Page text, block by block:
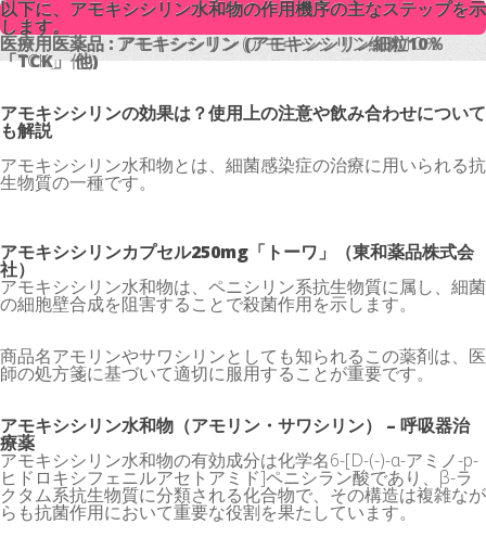
以下に、アモキシシリン水和物の作用機序の主なステップを示
します。
医療用医薬品 : アモキシシリン (アモキシシリン細粒10％
「TCK」 他)
アモキシシリンの効果は？使用上の注意や飲み合わせについて
も解説
アモキシシリン水和物とは、細菌感染症の治療に用いられる抗
生物質の一種です。
アモキシシリンカプセル250mg「トーワ」（東和薬品株式会
社）
アモキシシリン水和物は、ペニシリン系抗生物質に属し、細菌
の細胞壁合成を阻害することで殺菌作用を示します。
商品名アモリンやサワシリンとしても知られるこの薬剤は、医
師の処方箋に基づいて適切に服用することが重要です。
アモキシシリン水和物（アモリン・サワシリン） – 呼吸器治
療薬
アモキシシリン水和物の有効成分は化学名6-[D-(-)-α-アミノ-p-
ヒドロキシフェニルアセトアミド]ペニシラン酸であり、β-ラ
クタム系抗生物質に分類される化合物で、その構造は複雑なが
らも抗菌作用において重要な役割を果たしています。
以下に、アモキシシリン水和物の作用機序の主なステップを示
します。
医療用医薬品 : アモキシシリン (アモキシシリン細粒10％
「TCK」 他)